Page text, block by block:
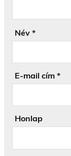
Név *
E-mail cím *
Honlap